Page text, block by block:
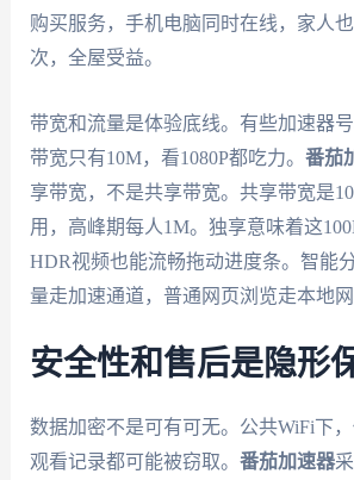
购买服务，手机电脑同时在线，家人
次，全屋受益。
带宽和流量是体验底线。有些加速器
带宽只有10M，看1080P都吃力。 番茄
享带宽，不是共享带宽。共享带宽是
用，高峰期每人1M。独享意味着这
HDR视频也能流畅拖动进度条。智能
量走加速通道，普通网页浏览走本地网
安全性和售后是隐形
数据加密不是可有可无。公共WiFi下，
观看记录都可能被窃取。 番茄加速器